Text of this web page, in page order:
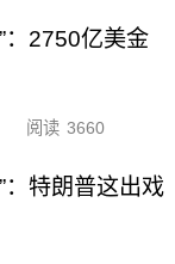
：2750亿美金
阅读 3660
：特朗普这出戏